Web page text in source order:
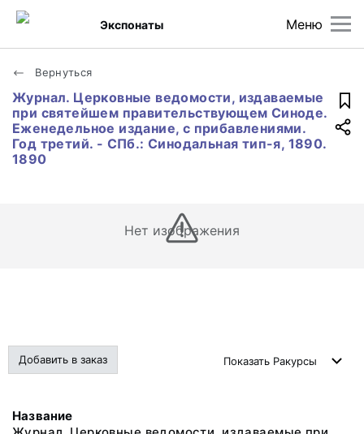
Меню
Экспонаты
Вернуться
Журнал. Церковные ведомости, издаваемые
при святейшем правительствующем Синоде.
Еженедельное издание, с прибавлениями.
Год третий. - СПб.: Синодальная тип-я, 1890.
1890
Нет изображения
Добавить в заказ Показать Ракурсы
Название